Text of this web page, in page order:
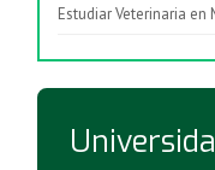
Estudiar Veterinaria en